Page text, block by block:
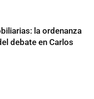
la ordenanza
debate en Carlos